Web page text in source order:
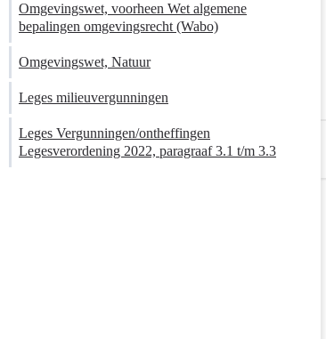
Omgevingswet, voorheen Wet algemene
bepalingen omgevingsrecht (Wabo)
Omgevingswet, Natuur
Leges milieuvergunningen
Leges Vergunningen/ontheffingen
Legesverordening 2022, paragraaf 3.1 t/m 3.3